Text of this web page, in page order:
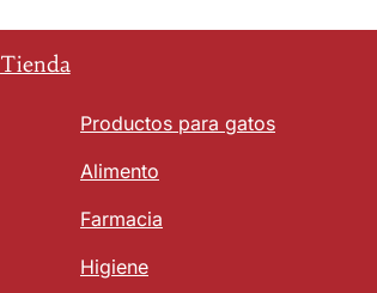
Tienda
Productos para gatos
Alimento
Farmacia
Higiene